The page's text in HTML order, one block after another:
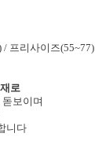
프리사이즈(55~77)
로
보이며
니다